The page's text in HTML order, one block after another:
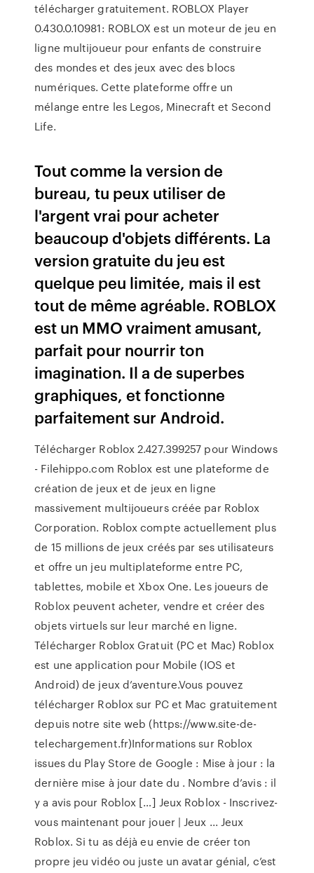
télécharger gratuitement. ROBLOX Player
0.430.0.10981: ROBLOX est un moteur de jeu en
ligne multijoueur pour enfants de construire
des mondes et des jeux avec des blocs
numériques. Cette plateforme offre un
mélange entre les Legos, Minecraft et Second
Life.
Tout comme la version de
bureau, tu peux utiliser de
l'argent vrai pour acheter
beaucoup d'objets différents. La
version gratuite du jeu est
quelque peu limitée, mais il est
tout de même agréable. ROBLOX
est un MMO vraiment amusant,
parfait pour nourrir ton
imagination. Il a de superbes
graphiques, et fonctionne
parfaitement sur Android.
Télécharger Roblox 2.427.399257 pour Windows
- Filehippo.com Roblox est une plateforme de
création de jeux et de jeux en ligne
massivement multijoueurs créée par Roblox
Corporation. Roblox compte actuellement plus
de 15 millions de jeux créés par ses utilisateurs
et offre un jeu multiplateforme entre PC,
tablettes, mobile et Xbox One. Les joueurs de
Roblox peuvent acheter, vendre et créer des
objets virtuels sur leur marché en ligne.
Télécharger Roblox Gratuit (PC et Mac) Roblox
est une application pour Mobile (IOS et
Android) de jeux d’aventure.Vous pouvez
télécharger Roblox sur PC et Mac gratuitement
depuis notre site web (https://www.site-de-
telechargement.fr)Informations sur Roblox
issues du Play Store de Google : Mise à jour : la
dernière mise à jour date du . Nombre d’avis : il
y a avis pour Roblox […] Jeux Roblox - Inscrivez-
vous maintenant pour jouer | Jeux ... Jeux
Roblox. Si tu as déjà eu envie de créer ton
propre jeu vidéo ou juste un avatar génial, c’est